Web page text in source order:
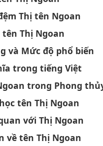
Thị tên Ngoan
Thị Ngoan
và Mức độ phổ biến
trong tiếng Việt
trong Phong
tên Thị Ngoan
với Thị Ngoan
về tên Thị Ngoan